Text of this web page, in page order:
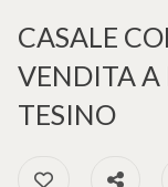
CASALE
VENDITA A
TESINO
Preferiti:
Richiedi
un
Provincia
Comune